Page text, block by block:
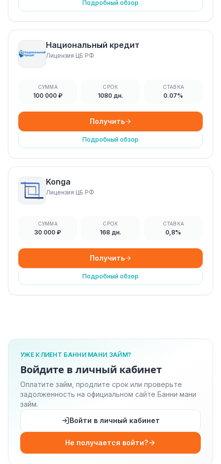
Подробный обзор
Национальный кредит
Лицензия ЦБ РФ
СУММА
100 000 ₽
СРОК
1080 дн.
СТАВКА
0.07%
Получить
Подробный обзор
Konga
Лицензия ЦБ РФ
СУММА
30 000 ₽
СРОК
168 дн.
СТАВКА
0,8%
Получить
Подробный обзор
УЖЕ КЛИЕНТ БАННИ МАНИ ЗАЙМ?
Войдите в личный кабинет
Оплатите займ, продлите срок или проверьте
задолженность на официальном сайте Банни мани
займ.
Войти в личный кабинет
Не получается войти?